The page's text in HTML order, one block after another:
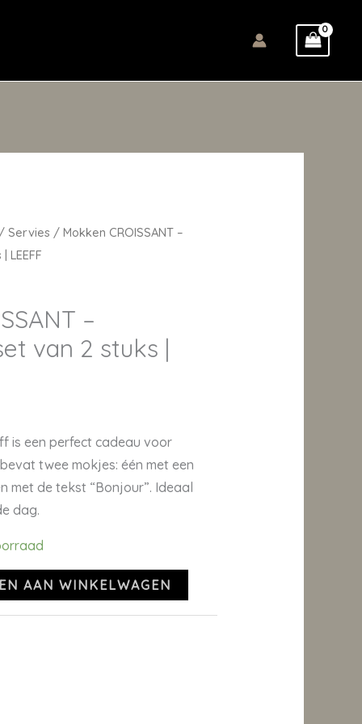
Servies / Mokken CROISSANT –
LEEFF
–
van 2 stuks |
is een perfect cadeau voor
twee mokjes: één met een
met de tekst “Bonjour”. Ideaal
dag.
AAN WINKELWAGEN